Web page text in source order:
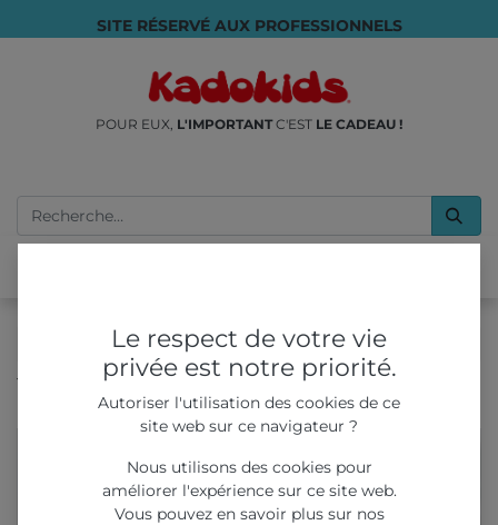
SITE RÉSERVÉ AUX PROFESSIONNELS
POUR EUX, L'IMPORTANTC'EST LE CADEAU !
Tous les produits
TOUS NOS PRODUITS
Jeu 2 en 1 : Pichenette & Memory "foot"
Le respect de votre vie
privée est notre priorité.
Autoriser l'utilisation des cookies de ce
site web sur ce navigateur ?
Nous utilisons des cookies pour
améliorer l'expérience sur ce site web.
Vous pouvez en savoir plus sur nos